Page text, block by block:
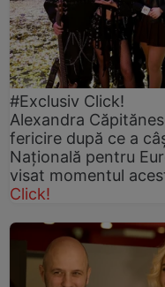
#Exclusiv Click!
Alexandra
fericire după ce a
Națională pentru
visat momentul
Click!